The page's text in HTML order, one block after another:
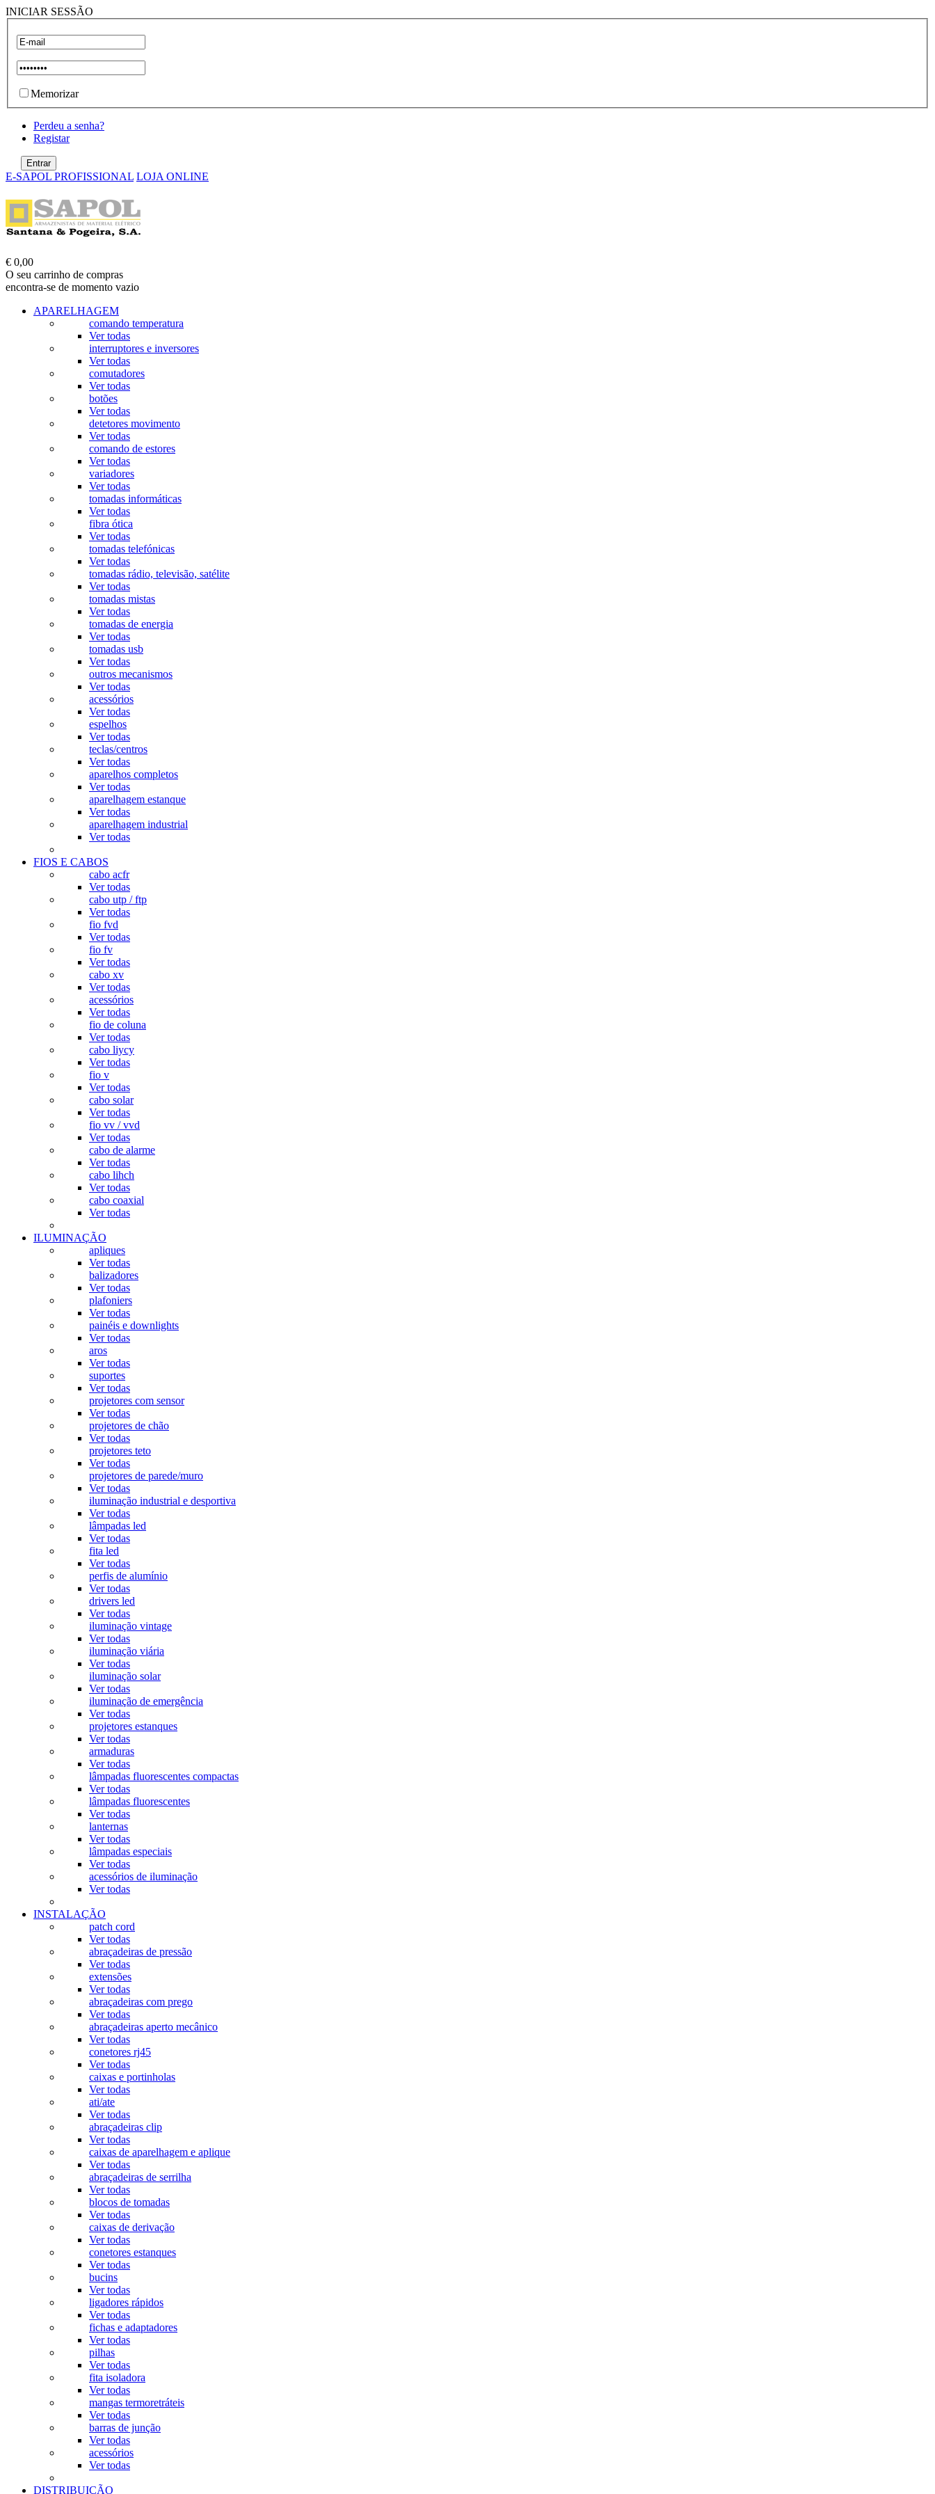
INICIAR SESSÃO
Memorizar
Perdeu a senha?
Registar
E-SAPOL PROFISSIONAL LOJA ONLINE
€ 0,00
O seu carrinho de compras
encontra-se de momento vazio
APARELHAGEM
comando temperatura
Ver todas
interruptores e inversores
Ver todas
comutadores
Ver todas
botões
Ver todas
detetores movimento
Ver todas
comando de estores
Ver todas
variadores
Ver todas
tomadas informáticas
Ver todas
fibra ótica
Ver todas
tomadas telefónicas
Ver todas
tomadas rádio, televisão, satélite
Ver todas
tomadas mistas
Ver todas
tomadas de energia
Ver todas
tomadas usb
Ver todas
outros mecanismos
Ver todas
acessórios
Ver todas
espelhos
Ver todas
teclas/centros
Ver todas
aparelhos completos
Ver todas
aparelhagem estanque
Ver todas
aparelhagem industrial
Ver todas
FIOS E CABOS
cabo acfr
Ver todas
cabo utp / ftp
Ver todas
fio fvd
Ver todas
fio fv
Ver todas
cabo xv
Ver todas
acessórios
Ver todas
fio de coluna
Ver todas
cabo liycy
Ver todas
fio v
Ver todas
cabo solar
Ver todas
fio vv / vvd
Ver todas
cabo de alarme
Ver todas
cabo lihch
Ver todas
cabo coaxial
Ver todas
ILUMINAÇÃO
apliques
Ver todas
balizadores
Ver todas
plafoniers
Ver todas
painéis e downlights
Ver todas
aros
Ver todas
suportes
Ver todas
projetores com sensor
Ver todas
projetores de chão
Ver todas
projetores teto
Ver todas
projetores de parede/muro
Ver todas
iluminação industrial e desportiva
Ver todas
lâmpadas led
Ver todas
fita led
Ver todas
perfis de alumínio
Ver todas
drivers led
Ver todas
iluminação vintage
Ver todas
iluminação viária
Ver todas
iluminação solar
Ver todas
iluminação de emergência
Ver todas
projetores estanques
Ver todas
armaduras
Ver todas
lâmpadas fluorescentes compactas
Ver todas
lâmpadas fluorescentes
Ver todas
lanternas
Ver todas
lâmpadas especiais
Ver todas
acessórios de iluminação
Ver todas
INSTALAÇÃO
patch cord
Ver todas
abraçadeiras de pressão
Ver todas
extensões
Ver todas
abraçadeiras com prego
Ver todas
abraçadeiras aperto mecânico
Ver todas
conetores rj45
Ver todas
caixas e portinholas
Ver todas
ati/ate
Ver todas
abraçadeiras clip
Ver todas
caixas de aparelhagem e aplique
Ver todas
abraçadeiras de serrilha
Ver todas
blocos de tomadas
Ver todas
caixas de derivação
Ver todas
conetores estanques
Ver todas
bucins
Ver todas
ligadores rápidos
Ver todas
fichas e adaptadores
Ver todas
pilhas
Ver todas
fita isoladora
Ver todas
mangas termoretráteis
Ver todas
barras de junção
Ver todas
acessórios
Ver todas
DISTRIBUIÇÃO